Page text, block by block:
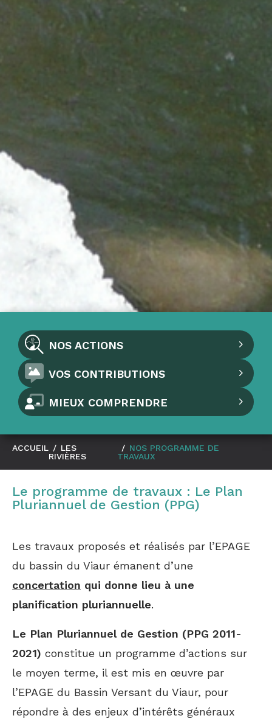
NOS ACTIONS
VOS CONTRIBUTIONS
MIEUX COMPRENDRE
ACCUEIL / LES
RIVIÈRES
/ NOS PROGRAMME DE
TRAVAUX
Le programme de travaux : Le Plan
Pluriannuel de Gestion (PPG)
Les travaux proposés et réalisés par l’EPAGE
du bassin du Viaur émanent d’une
concertation qui donne lieu à une
planification pluriannuelle.
Le Plan Pluriannuel de Gestion (PPG 2011-
2021) constitue un programme d’actions sur
le moyen terme, il est mis en œuvre par
l’EPAGE du Bassin Versant du Viaur, pour
répondre à des enjeux d’intérêts généraux